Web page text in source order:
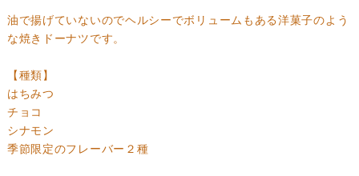
油で揚げていないのでヘルシーでボリュームもある洋菓子のよう
な焼きドーナツです。
【種類】
はちみつ
チョコ
シナモン
季節限定のフレーバー２種